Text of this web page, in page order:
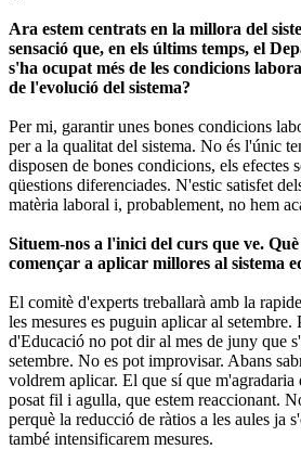
Ara estem centrats en la millora del
sensació que, en els últims temps, el
s'ha ocupat més de les condicions
de l'evolució del sistema?
Per mi, garantir unes bones condicions
per a la qualitat del sistema. No és l'únic
disposen de bones condicions, els efectes
qüestions diferenciades. N'estic satisfet
matèria laboral i, probablement, no hem
Situem-nos a l'inici del curs que ve.
començar a aplicar millores al sistema
El comitè d'experts treballarà amb la
les mesures es puguin aplicar al setembre.
d'Educació no pot dir al mes de juny que
setembre. No es pot improvisar. Abans
voldrem aplicar. El que sí que m'agradaria
posat fil i agulla, que estem reaccionant.
perquè la reducció de ràtios a les aules ja
també intensificarem mesures.